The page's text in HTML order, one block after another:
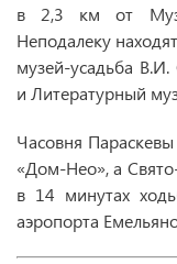
в 2,3 км от
Неподалеку
музей-усадьба
и Литературный
Часовня
«Дом-Нео», а
в 14 минутах
аэропорта